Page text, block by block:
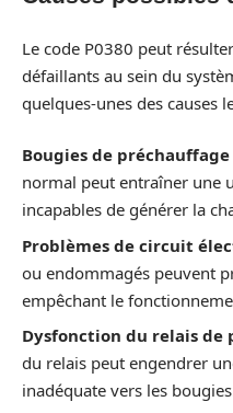
Le code P0380 peut
défaillants au sein du
quelques-unes des causes
Bougies de
normal peut entraîner une
incapables de générer la
Problèmes de circuit
ou endommagés peuvent
empêchant le
Dysfonction du relais de
du relais peut engendrer
inadéquate vers les